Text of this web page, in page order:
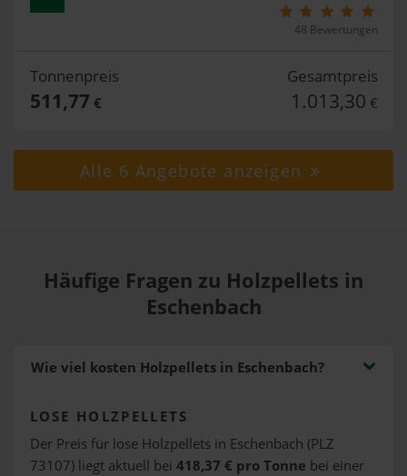
48 Bewertungen
Tonnenpreis
511,77 €
Gesamtpreis
1.013,30 €
Alle 6 Angebote anzeigen
Häufige Fragen zu Holzpellets in
Eschenbach
Wie viel kosten Holzpellets in Eschenbach?
LOSE HOLZPELLETS
Der Preis für lose Holzpellets in Eschenbach (PLZ
73107) liegt aktuell bei 418,37 € pro Tonne bei einer